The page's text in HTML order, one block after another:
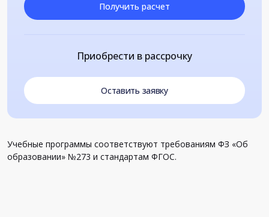
Получить расчет
Приобрести в рассрочку
Оставить заявку
Учебные программы соответствуют требованиям ФЗ «Об
образовании» №273 и стандартам ФГОС.